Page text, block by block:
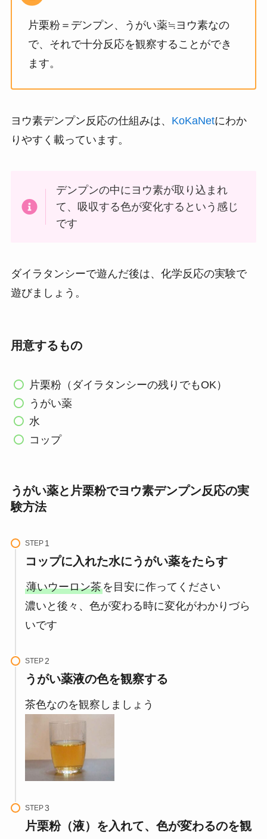
片栗粉＝デンプン、うがい薬≒ヨウ素なの
で、それで十分反応を観察することができ
ます。
ヨウ素デンプン反応の仕組みは、 KoKaNetにわか
りやすく載っています。
デンプンの中にヨウ素が取り込まれ
て、吸収する色が変化するという感じ
です
ダイラタンシーで遊んだ後は、化学反応の実験で
遊びましょう。
用意するもの
片栗粉（ダイラタンシーの残りでもOK）
うがい薬
水
コップ
うがい薬と片栗粉でヨウ素デンプン反応の実
験方法
STEP
コップに入れた水にうがい薬をたらす
薄いウーロン茶を目安に作ってください
濃いと後々、色が変わる時に変化がわかりづら
いです
STEP
うがい薬液の色を観察する
茶色なのを観察しましょう
STEP
片栗粉（液）を入れて、色が変わるのを観